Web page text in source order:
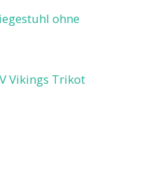
ohne
Vikings Trikot